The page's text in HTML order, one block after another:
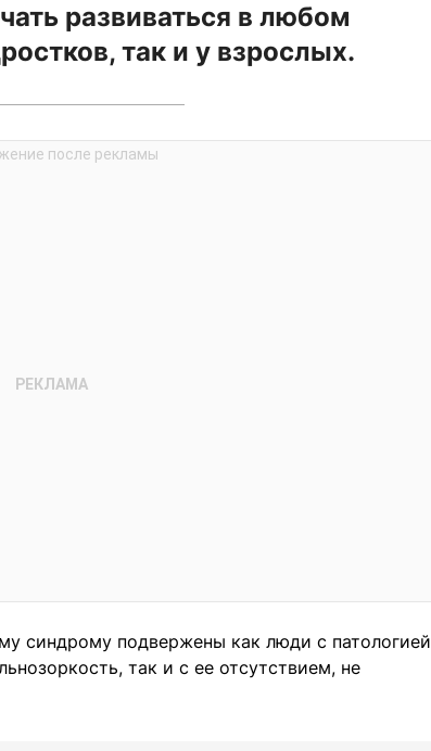
развиваться в любом
так и у взрослых.
синдрому подвержены как люди с патологией
так и с ее отсутствием, не